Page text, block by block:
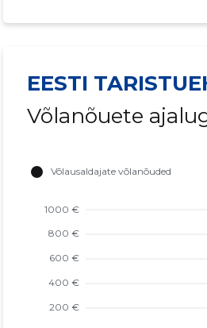
EESTI
Võlanõuete